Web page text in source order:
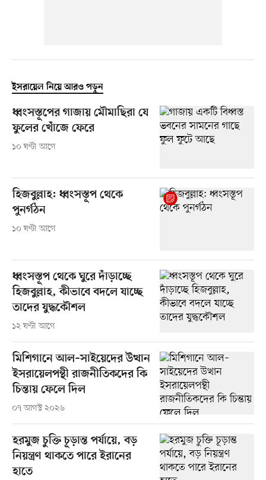
ইসরায়েল নিয়ে আরও পড়ুন
ধ্বংসস্তূপের গাজায় মৌমাছিরা যে
ফুলের খোঁজে ফেরে
১০ ঘণ্টা আগে
হিজবুল্লাহ: ধ্বংসস্তূপ থেকে
পুনর্গঠন
১০ ঘণ্টা আগে
ধ্বংসস্তূপ থেকে ঘুরে দাঁড়াচ্ছে
হিজবুল্লাহ, কীভাবে বদলে যাচ্ছে
তাদের যুদ্ধকৌশল
১২ ঘণ্টা আগে
মিশিগানে আল–সাইয়েদের উত্থান
ইসরায়েলপন্থী রাজনীতিকদের কি
চিন্তায় ফেলে দিল
০৭ আগস্ট ২০২৬
হরমুজ চুক্তি চূড়ান্ত পর্যায়ে, বড়
নিয়ন্ত্রণ থাকতে পারে ইরানের
হাতে